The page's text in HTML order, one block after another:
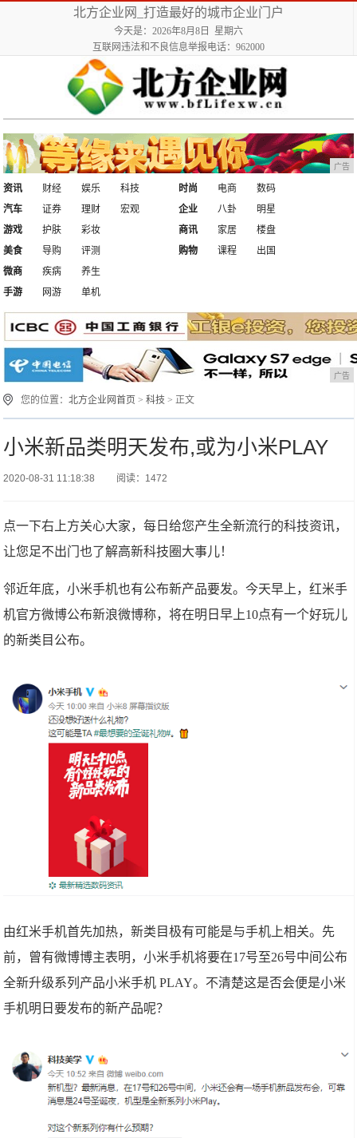
北方企业网_打造最好的城市企业门户
今天是：2026年8月8日 星期六
互联网违法和不良信息举报电话：962000
广告
资讯 财经 娱乐
科技
汽车
证券 理财 宏观
时尚 电商
数码
企业
八卦
明星
游戏
护肤
彩妆
美食
导购 评测
商讯 家居
楼盘
购物
课程
出国
微商
疾病
养生
手游
网游 单机
广告
您的位置：北方企业网首页 >科技 > 正文
小米新品类明天发布,或为小米PLAY
2020-08-31 11:18:38 阅读：1472
点一下右上方关心大家，每日给您产生全新流行的科技资讯，
让您足不出门也了解高新科技圈大事儿！
邻近年底，小米手机也有公布新产品要发。今天早上，红米手
机官方微博公布新浪微博称，将在明日早上10点有一个好玩儿
的新类目公布。
由红米手机首先加热，新类目极有可能是与手机上相关。先
前，曾有微博博主表明，小米手机将要在17号至26号中间公布
全新升级系列产品小米手机 PLAY。不清楚这是否会便是小米
手机明日要发布的新产品呢？